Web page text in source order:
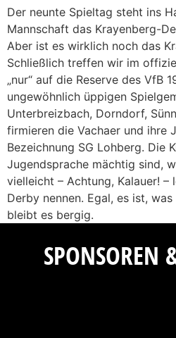
Der neunte Spieltag steht ins
Mannschaft das Krayenberg-
Aber ist es wirklich noch das
Schließlich treffen wir im
„nur“ auf die Reserve des VfB
ungewöhnlich üppigen
Unterbreizbach, Dorndorf,
firmieren die Vachaer und ihre
Bezeichnung SG Lohberg. Die
Jugendsprache mächtig sind,
vielleicht – Achtung, Kalauer!
Derby nennen. Egal, es ist,
bleibt es bergig.
SPONSOREN